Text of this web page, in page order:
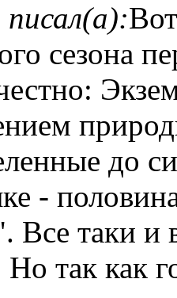
сезона
до
-
Все таки и
так как